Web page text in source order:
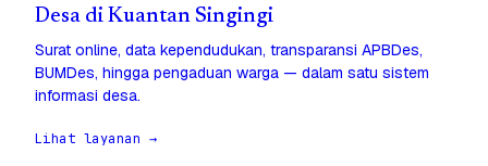
Desa di Kuantan Singingi
Surat online, data kependudukan, transparansi APBDes,
BUMDes, hingga pengaduan warga — dalam satu sistem
informasi desa.
Lihat layanan →